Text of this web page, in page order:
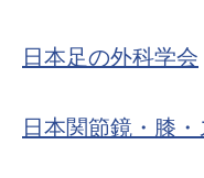
日本足の外科学会
日本関節鏡・膝